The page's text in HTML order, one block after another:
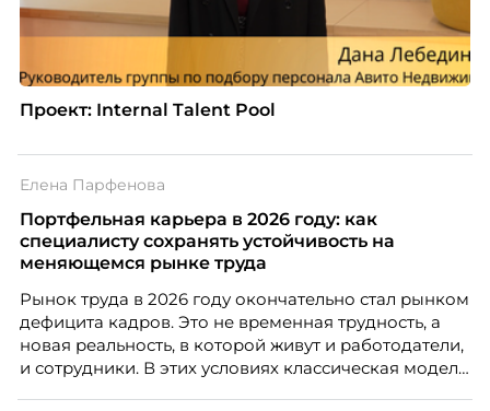
Проект: Internal Talent Pool
Елена Парфенова
Портфельная карьера в 2026 году: как
специалисту сохранять устойчивость на
меняющемся рынке труда
Рынок труда в 2026 году окончательно стал рынком
дефицита кадров. Это не временная трудность, а
новая реальность, в которой живут и работодатели,
и сотрудники. В этих условиях классическая модель